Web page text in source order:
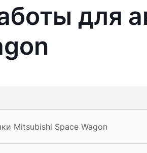
для
Mitsubishi Space Wagon